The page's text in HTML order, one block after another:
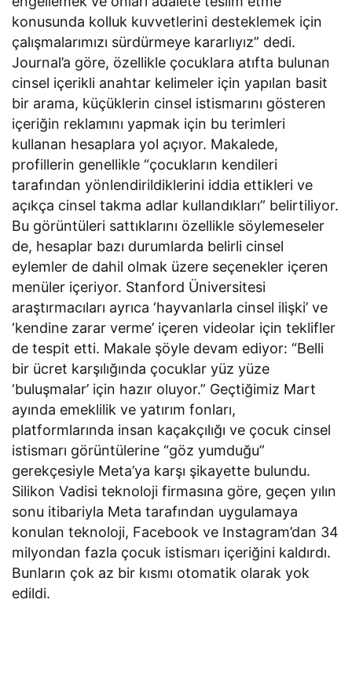
konusunda kolluk kuvvetlerini desteklemek için
çalışmalarımızı sürdürmeye kararlıyız” dedi.
Journal’a göre, özellikle çocuklara atıfta bulunan
cinsel içerikli anahtar kelimeler için yapılan basit
bir arama, küçüklerin cinsel istismarını gösteren
içeriğin reklamını yapmak için bu terimleri
kullanan hesaplara yol açıyor. Makalede,
profillerin genellikle “çocukların kendileri
tarafından yönlendirildiklerini iddia ettikleri ve
açıkça cinsel takma adlar kullandıkları” belirtiliyor.
Bu görüntüleri sattıklarını özellikle söylemeseler
de, hesaplar bazı durumlarda belirli cinsel
eylemler de dahil olmak üzere seçenekler içeren
menüler içeriyor. Stanford Üniversitesi
araştırmacıları ayrıca ‘hayvanlarla cinsel ilişki’ ve
‘kendine zarar verme’ içeren videolar için teklifler
de tespit etti. Makale şöyle devam ediyor: “Belli
bir ücret karşılığında çocuklar yüz yüze
‘buluşmalar’ için hazır oluyor.” Geçtiğimiz Mart
ayında emeklilik ve yatırım fonları,
platformlarında insan kaçakçılığı ve çocuk cinsel
istismarı görüntülerine “göz yumduğu”
gerekçesiyle Meta’ya karşı şikayette bulundu.
Silikon Vadisi teknoloji firmasına göre, geçen yılın
sonu itibariyla Meta tarafından uygulamaya
konulan teknoloji, Facebook ve Instagram’dan 34
milyondan fazla çocuk istismarı içeriğini kaldırdı.
Bunların çok az bir kısmı otomatik olarak yok
edildi.